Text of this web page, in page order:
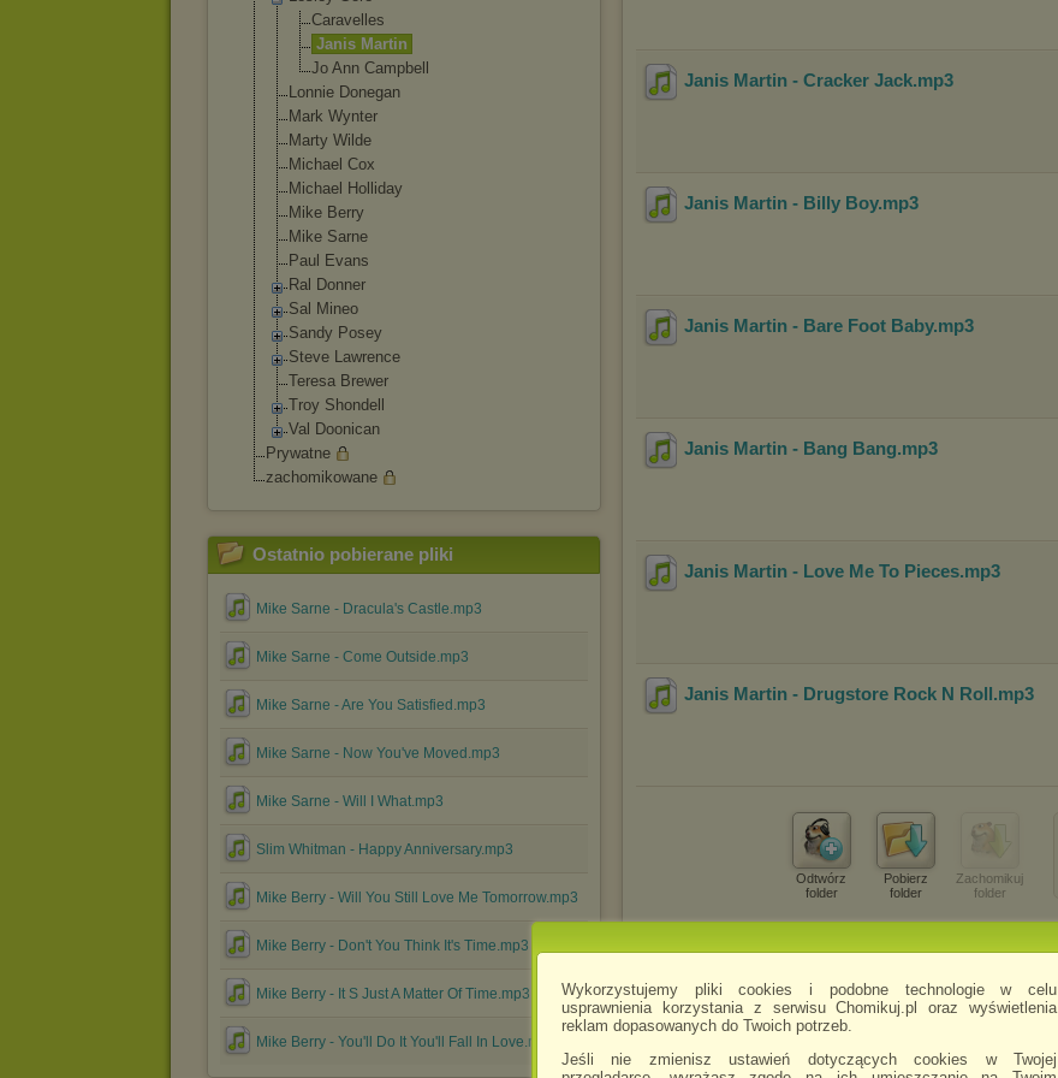
Wykorzystujemy pliki cookies i podobne technologie w celu
usprawnienia korzystania z serwisu Chomikuj.pl oraz wyświetlenia
reklam dopasowanych do Twoich potrzeb.
Jeśli nie zmienisz ustawień dotyczących cookies w Twojej
Caravelles
Janis Martin
Jo Ann Campbell
Lonnie Donegan
Mark Wynter
Marty Wilde
Michael Cox
Michael Holliday
Mike Berry
Mike Sarne
Paul Evans
Ral Donner
Sal Mineo
Sandy Posey
Steve Lawrence
Teresa Brewer
Troy Shondell
Val Doonican
Prywatne
zachomikowane
Ostatnio pobierane pliki
Mike Sarne - Dracula's Castle.mp3
Mike Sarne - Come Outside.mp3
Mike Sarne - Are You Satisfied.mp3
Mike Sarne - Now You've Moved.mp3
Mike Sarne - Will I What.mp3
Slim Whitman - Happy Anniversary.mp3
Mike Berry - Will You Still Love Me Tomorrow.mp3
Mike Berry - Don't You Think It's Time.mp3
Mike Berry - It S Just A Matter Of Time.mp3
Mike Berry - You'll Do It You'll Fall In Love.mp3
Janis Martin - Cracker Jack.mp3
Janis Martin - Billy Boy.mp3
Janis Martin - Bare Foot Baby.mp3
Janis Martin - Bang Bang.mp3
Janis Martin - Love Me To Pieces.mp3
Janis Martin - Drugstore Rock N Roll .mp3
Odtwórz
folder
Pobierz
folder
Zachomikuj
folder